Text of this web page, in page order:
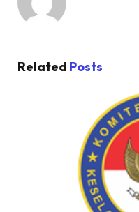
Related Posts